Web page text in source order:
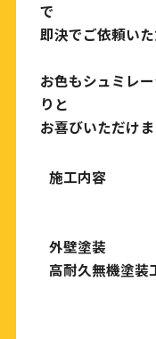
で
即決でご依頼い
お色もシュミレ
りと
お喜びいただけま
施工内容
外壁塗装
高耐久無機塗装